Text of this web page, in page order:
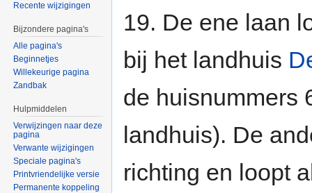
19. De ene laan
bij het landhuis
de huisnummers
landhuis). De
richting en loopt
Recente wijzigingen
Bijzondere pagina's
Alle pagina's
Beginnetjes
Willekeurige pagina
Zandbak
Hulpmiddelen
Verwijzingen naar deze
pagina
Verwante wijzigingen
Speciale pagina's
Printvriendelijke versie
Permanente koppeling